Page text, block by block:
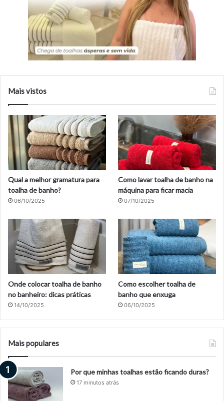
Mais vistos
Qual a melhor gramatura para
toalha de banho?
06/10/2025
Como lavar toalha de banho na
máquina para ficar macia
07/10/2025
Onde colocar toalha de banho
no banheiro: dicas práticas
14/10/2025
Como escolher toalha de
banho que enxuga
06/10/2025
Mais populares
Por que minhas toalhas estão ficando duras?
17 minutos atrás